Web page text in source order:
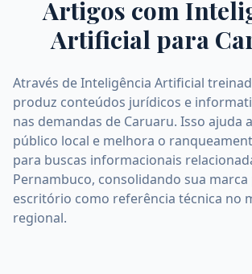
Artigos com
Artificial para
Através de Inteligência Artificial
produz conteúdos jurídicos e
nas demandas de Caruaru. Isso ajuda
público local e melhora o
para buscas informacionais
Pernambuco, consolidando sua marca
escritório como referência técnica no
regional.